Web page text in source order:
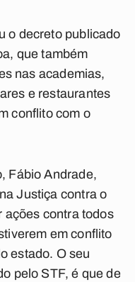
o decreto publicado
que também
nas academias,
e restaurantes
conflito com o
Fábio Andrade,
Justiça contra o
ações contra todos
em conflito
estado. O seu
pelo STF, é que de